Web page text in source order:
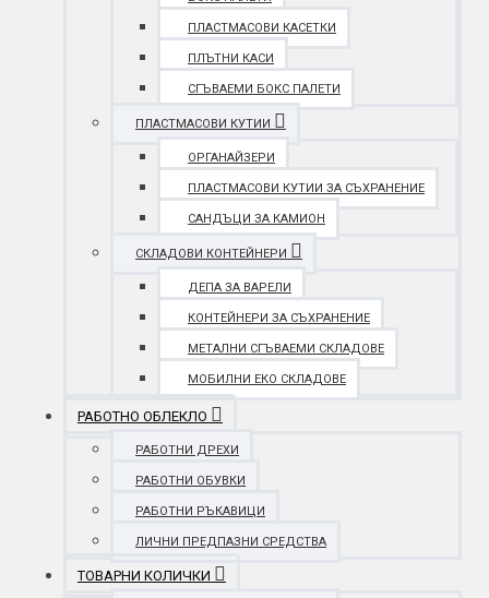
ПЛАСТМАСОВИ КАСЕТКИ
ПЛЪТНИ КАСИ
СГЪВАЕМИ БОКС ПАЛЕТИ
ПЛАСТМАСОВИ КУТИИ
ОРГАНАЙЗЕРИ
ПЛАСТМАСОВИ КУТИИ ЗА СЪХРАНЕНИЕ
САНДЪЦИ ЗА КАМИОН
СКЛАДОВИ КОНТЕЙНЕРИ
ДЕПА ЗА ВАРЕЛИ
КОНТЕЙНЕРИ ЗА СЪХРАНЕНИЕ
МЕТАЛНИ СГЪВАЕМИ СКЛАДОВЕ
МОБИЛНИ ЕКО СКЛАДОВЕ
РАБОТНО ОБЛЕКЛО
РАБОТНИ ДРЕХИ
РАБОТНИ ОБУВКИ
РАБОТНИ РЪКАВИЦИ
ЛИЧНИ ПРЕДПАЗНИ СРЕДСТВА
ТОВАРНИ КОЛИЧКИ